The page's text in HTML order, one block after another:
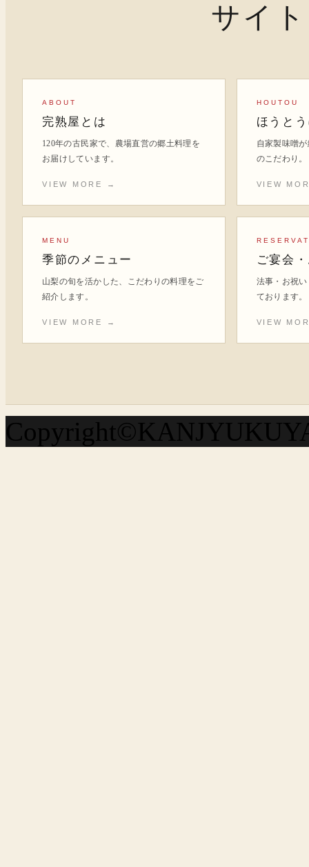
サイ
ABOUT
完熟屋とは
120年の古民家で、農場直営の郷土料理を
お届けしています。
VIEW MORE →
HOUTOU
ほうと
自家製味噌
のこだわり。
VIEW
MENU
季節のメニュー
山梨の旬を活かした、こだわりの料理をご
紹介します。
VIEW MORE →
ご宴会
法事・お祝
ております。
VIEW